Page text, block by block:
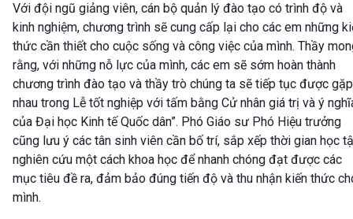
Với đội ngũ giảng viên, cán bộ quản lý đào tạo có trình độ và
kinh nghiệm, chương trình sẽ cung cấp lại cho các em những
thức cần thiết cho cuộc sống và công việc của mình. Thầy
rằng, với những nỗ lực của mình, các em sẽ sớm hoàn thành
chương trình đào tạo và thầy trò chúng ta sẽ tiếp tục được gặp
nhau trong Lễ tốt nghiệp với tấm bằng Cử nhân giá trị và ý
của Đại học Kinh tế Quốc dân”. Phó Giáo sư Phó Hiệu trưởng
cũng lưu ý các tân sinh viên cần bố trí, sắp xếp thời gian học
nghiên cứu một cách khoa học để nhanh chóng đạt được các
mục tiêu đề ra, đảm bảo đúng tiến độ và thu nhận kiến thức
mình.